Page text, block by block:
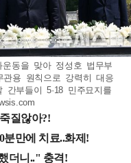
동을 맞아 정성호 법무부
용 원칙으로 강력히 대응
부들이 5·18 민주묘지를